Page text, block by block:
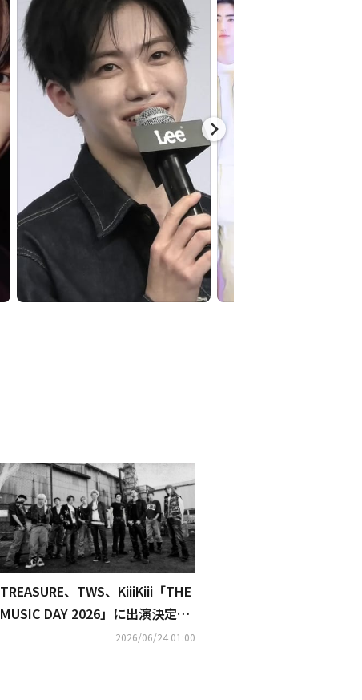
TREASURE、TWS、KiiiKiii「THE
MUSIC DAY 2026」に出演決定！
TXTの3人は米津玄師のヒット曲
2026/06/24 01:00